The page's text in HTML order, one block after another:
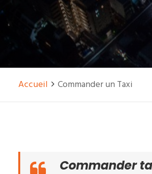
Accueil Commander un Taxi
Commander